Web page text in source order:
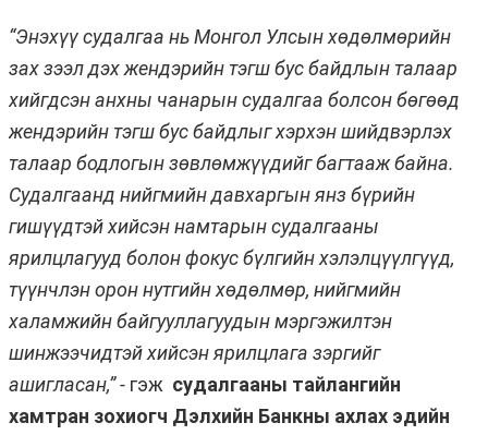
“Энэхүү судалгаа нь Монгол Улсын хөдөлмөрийн
зах зээл дэх жендэрийн тэгш бус байдлын талаар
хийгдсэн анхны чанарын судалгаа болсон бөгөөд
жендэрийн тэгш бус байдлыг хэрхэн шийдвэрлэх
талаар бодлогын зөвлөмжүүдийг багтааж байна.
Судалгаанд нийгмийн давхаргын янз бүрийн
гишүүдтэй хийсэн намтарын судалгааны
ярилцлагууд болон фокус бүлгийн хэлэлцүүлгүүд,
түүнчлэн орон нутгийн хөдөлмөр, нийгмийн
халамжийн байгууллагуудын мэргэжилтэн
шинжээчидтэй хийсэн ярилцлага зэргийг
ашигласан,” - гэж судалгааны тайлангийн
хамтран зохиогч Дэлхийн Банкны ахлах эдийн